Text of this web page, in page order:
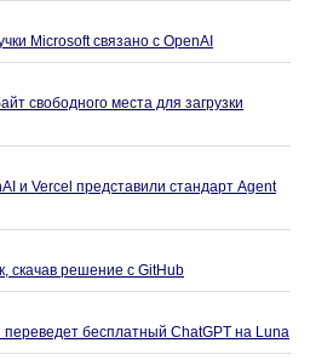
Microsoft связано с OpenAI
свободного места для загрузки
и Vercel представили стандарт Agent
скачав решение с GitHub
бесплатный ChatGPT на Luna